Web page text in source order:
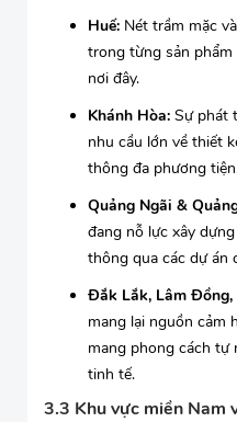
Huế: Nét trầm mặc
trong từng sản
nơi đây.
Khánh Hòa: Sự phát
nhu cầu lớn về thiết
thông đa phương
Quảng Ngãi &
đang nỗ lực xây
thông qua các dự án
Đắk Lắk, Lâm Đồng,
mang lại nguồn cảm
mang phong cách tự
tinh tế.
3.3 Khu vực miền Nam